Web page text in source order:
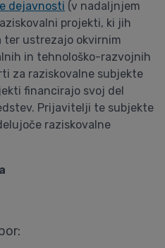
dejavnosti (v nadaljnjem
projekti, ki jih
ter ustrezajo okvirnim
in tehnološko-razvojnih
za raziskovalne subjekte
financirajo svoj del
Prijavitelji te subjekte
raziskovalne